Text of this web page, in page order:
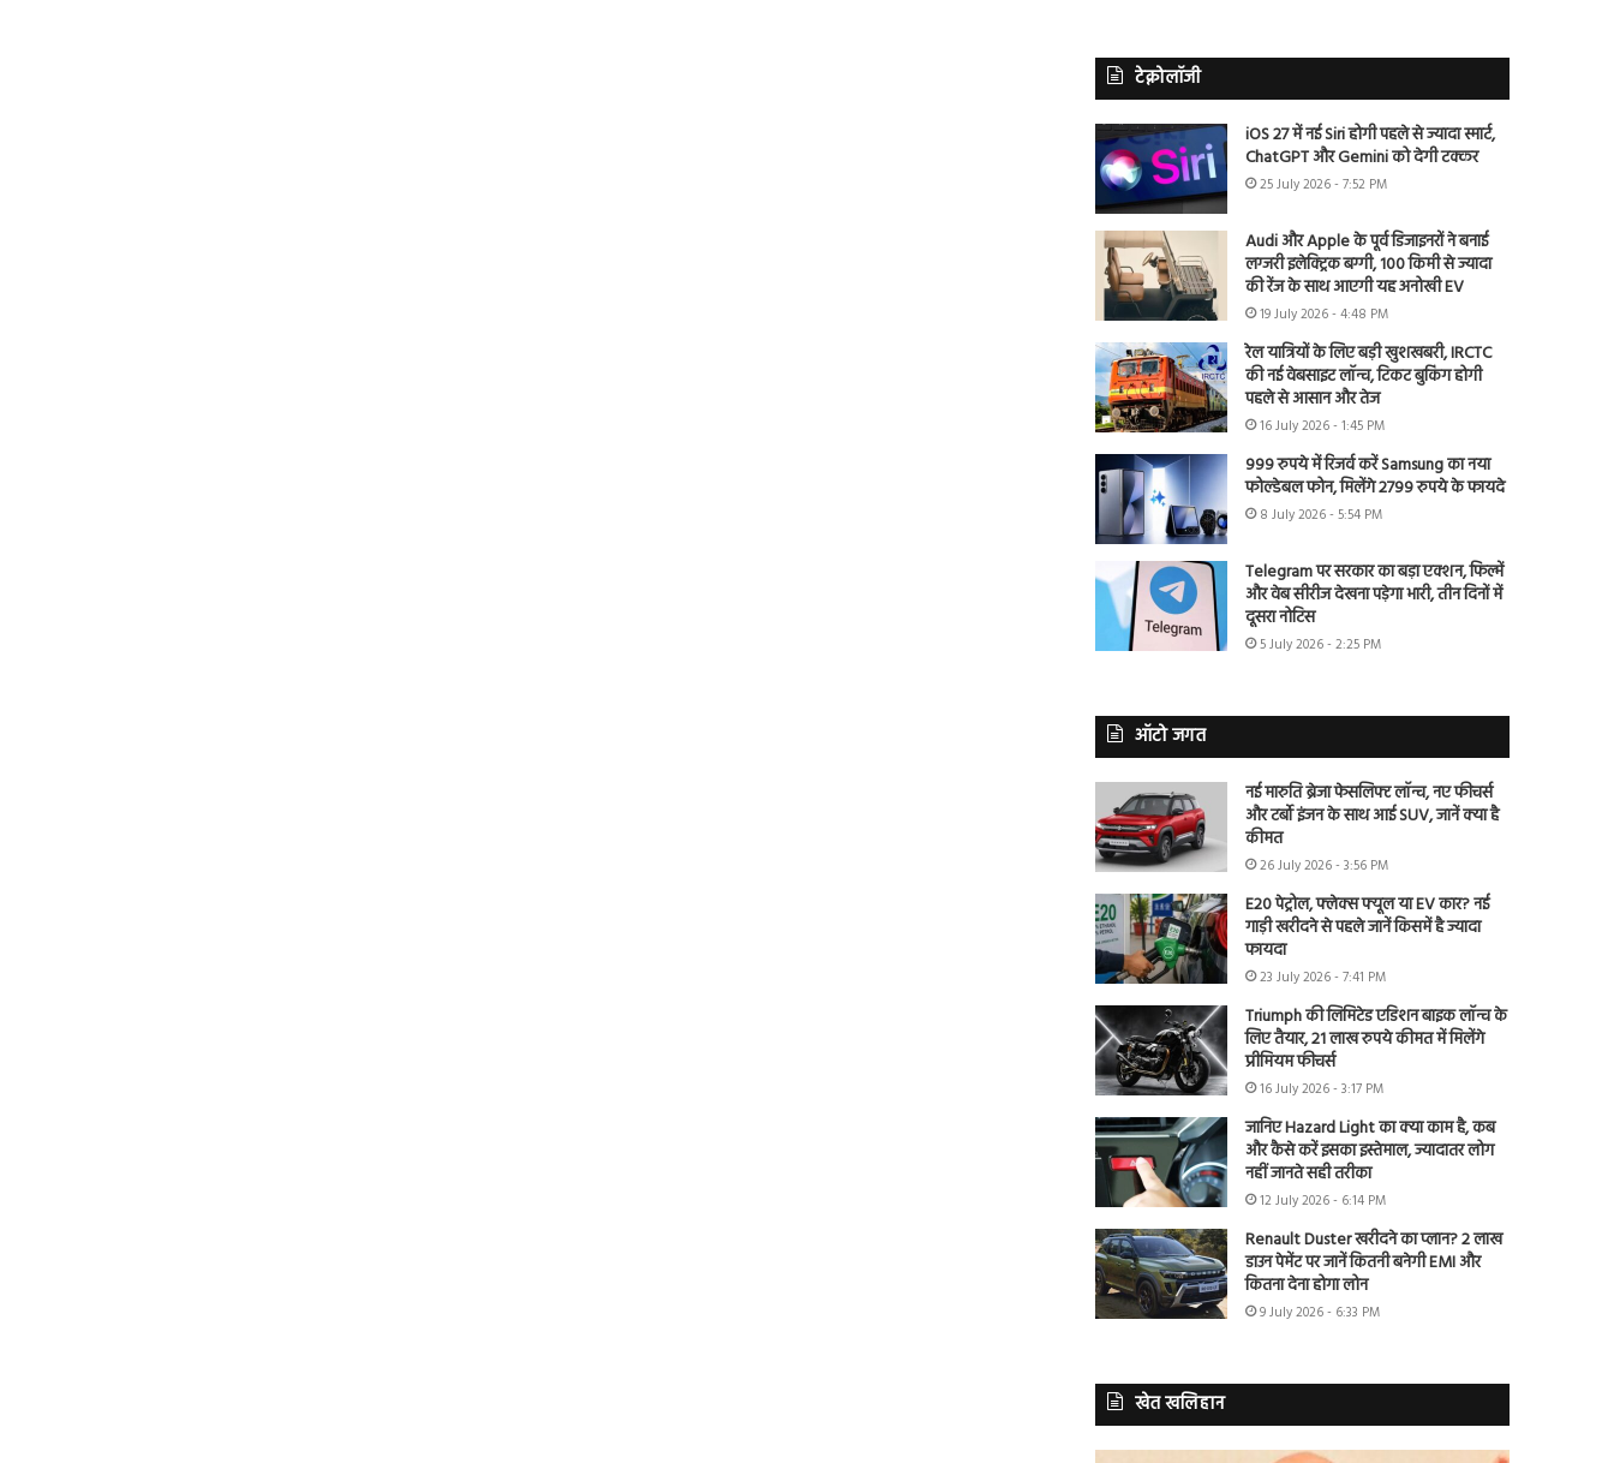
टेक्नोलॉजी
iOS 27 में नई Siri होगी पहले से ज्यादा स्मार्ट,
ChatGPT और Gemini को देगी टक्कर
25 July 2026 - 7:52 PM
Audi और Apple के पूर्व डिजाइनरों ने बनाई
लग्जरी इलेक्ट्रिक बग्गी, 100 किमी से ज्यादा
की रेंज के साथ आएगी यह अनोखी EV
19 July 2026 - 4:48 PM
रेल यात्रियों के लिए बड़ी खुशखबरी, IRCTC
की नई वेबसाइट लॉन्च, टिकट बुकिंग होगी
पहले से आसान और तेज
16 July 2026 - 1:45 PM
999 रुपये में रिजर्व करें Samsung का नया
फोल्डेबल फोन, मिलेंगे 2799 रुपये के फायदे
8 July 2026 - 5:54 PM
Telegram पर सरकार का बड़ा एक्शन, फिल्में
और वेब सीरीज देखना पड़ेगा भारी, तीन दिनों में
दूसरा नोटिस
5 July 2026 - 2:25 PM
ऑटो जगत
नई मारुति ब्रेजा फेसलिफ्ट लॉन्च, नए फीचर्स
और टर्बो इंजन के साथ आई SUV, जानें क्या है
कीमत
26 July 2026 - 3:56 PM
E20 पेट्रोल, फ्लेक्स फ्यूल या EV कार? नई
गाड़ी खरीदने से पहले जानें किसमें है ज्यादा
फायदा
23 July 2026 - 7:41 PM
Triumph की लिमिटेड एडिशन बाइक लॉन्च के
लिए तैयार, 21 लाख रुपये कीमत में मिलेंगे
प्रीमियम फीचर्स
16 July 2026 - 3:17 PM
जानिए Hazard Light का क्या काम है, कब
और कैसे करें इसका इस्तेमाल, ज्यादातर लोग
नहीं जानते सही तरीका
12 July 2026 - 6:14 PM
Renault Duster खरीदने का प्लान? 2 लाख
डाउन पेमेंट पर जानें कितनी बनेगी EMI और
कितना देना होगा लोन
9 July 2026 - 6:33 PM
खेत खलिहान